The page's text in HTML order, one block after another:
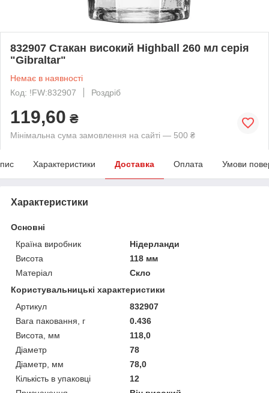
832907 Стакан високий Highball 260 мл серія
"Gibraltar"
Немає в наявності
Код: !FW:832907
Роздріб
119,60 ₴
Мінімальна сума замовлення на сайті — 500 ₴
Характеристики Доставка Оплата Умови
Характеристики
Основні
Країна виробник
Нідерланди
Висота
118 мм
Матеріал
Скло
Користувальницькі характеристики
Артикул
832907
Вага паковання, г
0.436
Висота, мм
118,0
Діаметр
78
Діаметр, мм
78,0
Кількість в упаковці
12